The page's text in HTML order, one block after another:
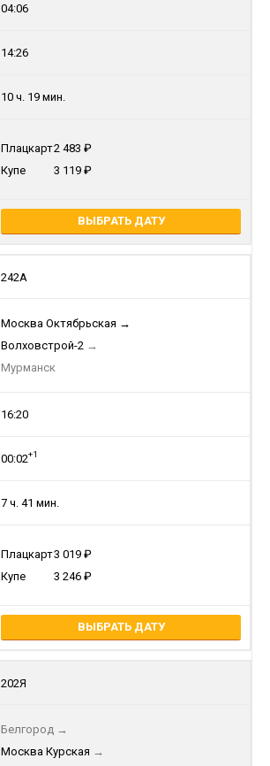
04:06
14:26
10 ч. 19 мин.
Плацкарт2 483
Купе
3 119
ВЫБРАТЬ ДАТУ
242А
Москва Октябрьская →
Волховстрой-2 →
Мурманск
16:20
00:02+1
7 ч. 41 мин.
Плацкарт3 019
Купе
3 246
ВЫБРАТЬ ДАТУ
202Я
Белгород →
Москва Курская →